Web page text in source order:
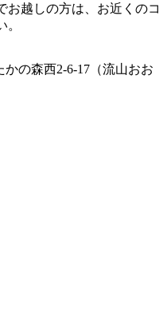
お越しの方は、お近くのコ
の森西2-6-17（流山おお